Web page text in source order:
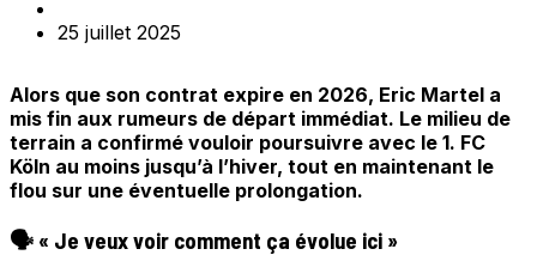
25 juillet 2025
Alors que son contrat expire en 2026, Eric Martel a
mis fin aux rumeurs de départ immédiat. Le milieu de
terrain a confirmé vouloir poursuivre avec le 1. FC
Köln au moins jusqu’à l’hiver, tout en maintenant le
flou sur une éventuelle prolongation.
🗣️ « Je veux voir comment ça évolue ici »